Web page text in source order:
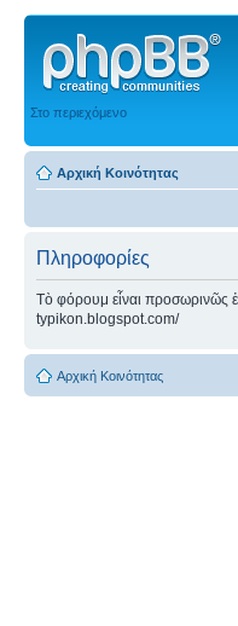
Στο περιεχόμενο
Αρχική Κοινότητας
Πληροφορίες
Τὸ φόρουμ εἶναι προσωρινῶς
typikon.blogspot.com/
Αρχική Κοινότητας